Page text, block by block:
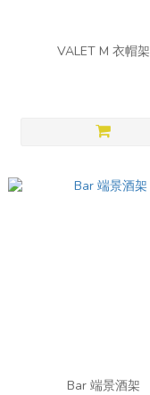
VALET M 衣帽架
Bar 端景酒架